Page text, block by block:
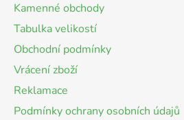
Kamenné obchody
Tabulka velikostí
Obchodní podmínky
Vrácení zboží
Reklamace
Podmínky ochrany osobních údajů